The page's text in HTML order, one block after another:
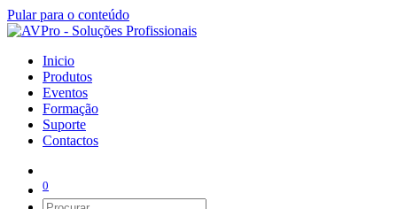
Pular para o conteúdo
Inicio
Produtos
Eventos
Formação
Suporte
Contactos
0